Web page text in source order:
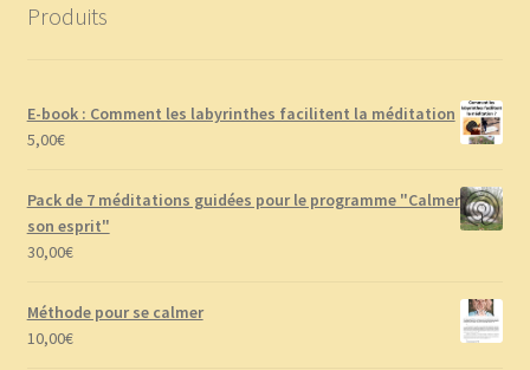
Produits
E-book : Comment les labyrinthes facilitent la méditation
5,00€
Pack de 7 méditations guidées pour le programme "Calmer
son esprit"
30,00€
Méthode pour se calmer
10,00€